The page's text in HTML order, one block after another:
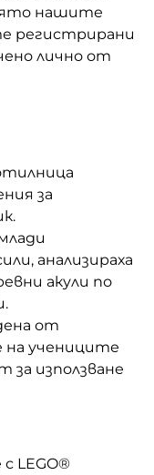
нашите
регистрирани
лично от
за
анализираха
акули по
от
на учениците
за използване
LEGO®